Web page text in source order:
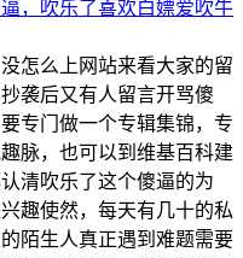
怎么上网站来看大家的留
袭后又有人留言开骂傻
专门做一个专辑集锦，专
脉，也可以到维基百科建
清吹乐了这个傻逼的为
趣使然，每天有几十的私
陌生人真正遇到难题需要